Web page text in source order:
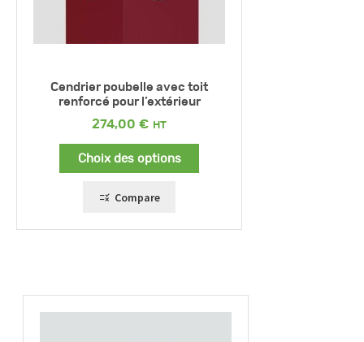
Cendrier poubelle avec toit
renforcé pour l’extérieur
274,00 €
Choix des options
Compare